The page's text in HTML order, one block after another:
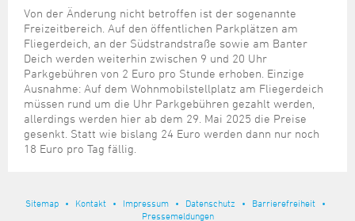
Städtische Dienststellen
Stadtrecht
Telefonverzeichnis
Städtepartnerschaften
Stadtpark
Tag des offenen Denkmals
Veranstaltungsorte
Von der Änderung nicht betroffen ist der sogenannte
Freizeitbereich. Auf den öffentlichen Parkplätzen am
Fliegerdeich, an der Südstrandstraße sowie am Banter
Deich werden weiterhin zwischen 9 und 20 Uhr
Parkgebühren von 2 Euro pro Stunde erhoben. Einzige
Ausnahme: Auf dem Wohnmobilstellplatz am Fliegerdeich
müssen rund um die Uhr Parkgebühren gezahlt werden,
allerdings werden hier ab dem 29. Mai 2025 die Preise
gesenkt. Statt wie bislang 24 Euro werden dann nur noch
18 Euro pro Tag fällig.
Sitemap Kontakt Impressum Datenschutz
Barrierefreiheit
Pressemeldungen